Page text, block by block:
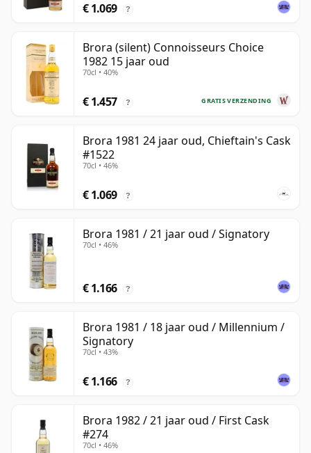
€ 1.069 ?
Brora (silent) Connoisseurs Choice
1982 15 jaar oud
70cl • 40%
GRATIS VERZENDING
€ 1.457 ?
Brora 1981 24 jaar oud, Chieftain's Cask
#1522
70cl • 46%
€ 1.069 ?
Brora 1981 / 21 jaar oud / Signatory
70cl • 46%
€ 1.166 ?
Brora 1981 / 18 jaar oud / Millennium /
Signatory
70cl • 43%
€ 1.166 ?
Brora 1982 / 21 jaar oud / First Cask
#274
70cl • 46%